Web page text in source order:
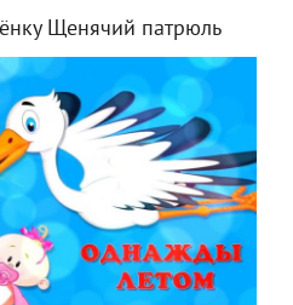
Щенячий патрюль